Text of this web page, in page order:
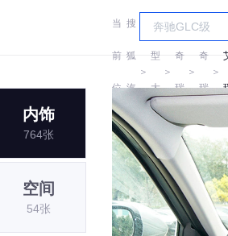
当
前
位
置:
搜
狐
汽
车
＞
车
型
大
＞
奇
瑞
＞
奇
瑞
＞
8
内饰
764张
空间
54张